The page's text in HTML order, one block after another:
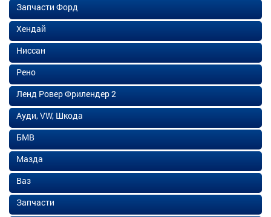
Запчасти Форд
Хендай
Ниссан
Рено
Ленд Ровер Фрилендер 2
Ауди, VW, Шкода
БМВ
Мазда
Ваз
Запчасти